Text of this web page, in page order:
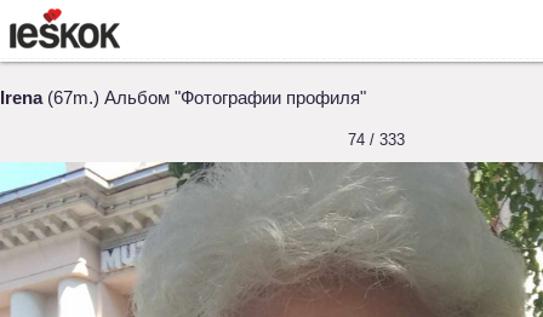
Irena(67m.) Альбом "Фотографии профиля"
74 / 333